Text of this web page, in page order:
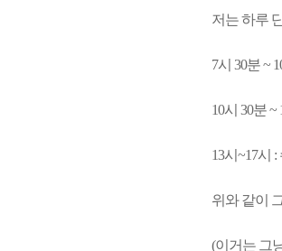
저는 하루
7시 30분 ~
10시 30분
13시~17시 :
위와 같이
(이거는 그